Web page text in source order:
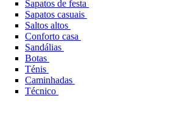
Sapatos de festa
Sapatos casuais
Saltos altos
Conforto casa
Sandálias
Botas
Ténis
Caminhadas
Técnico